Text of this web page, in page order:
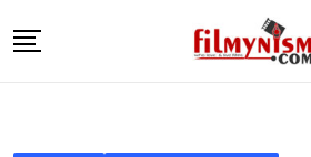
to